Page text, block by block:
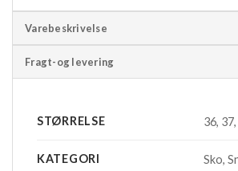
Varebeskrivelse
Fragt-og levering
STØRRELSE 36,
KATEGORI Sko,